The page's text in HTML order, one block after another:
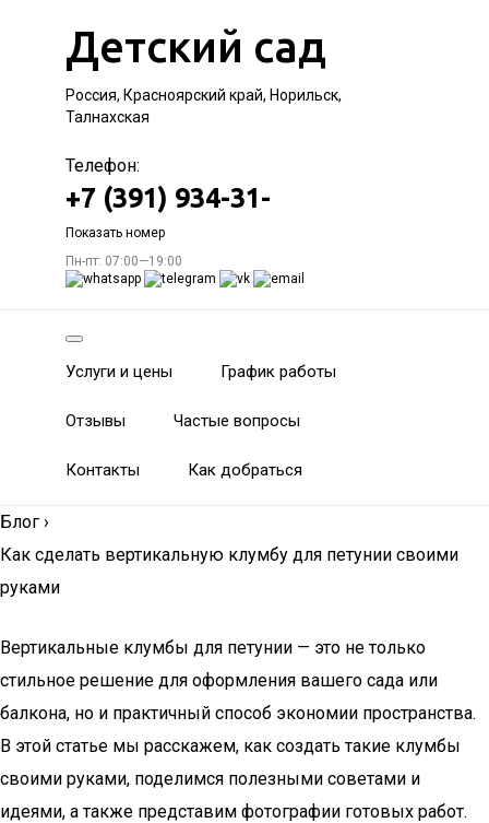
Детский сад
Россия, Красноярский край, Норильск,
Талнахская
Телефон:
+7 (391) 934-31-
Показать номер
Пн-пт: 07:00—19:00
Услуги и цены График работы
Отзывы Частые вопросы
Контакты Как добраться
Блог ›
Как сделать вертикальную клумбу для петунии своими
руками
Вертикальные клумбы для петунии — это не только
стильное решение для оформления вашего сада или
балкона, но и практичный способ экономии пространства.
В этой статье мы расскажем, как создать такие клумбы
своими руками, поделимся полезными советами и
идеями, а также представим фотографии готовых работ.